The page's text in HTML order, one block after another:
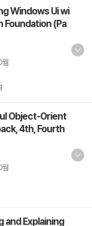
Windows Ui wi
(Pa
월
Object-Orient
4th, Fourth
월
and Explaining